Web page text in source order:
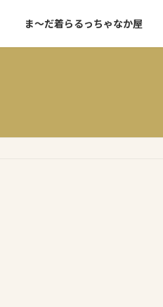
ま～だ着らるっちゃなか屋